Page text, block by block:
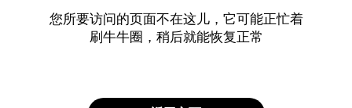
您所要访问的页面不在这儿，它可能正忙着
刷牛牛圈，稍后就能恢复正常